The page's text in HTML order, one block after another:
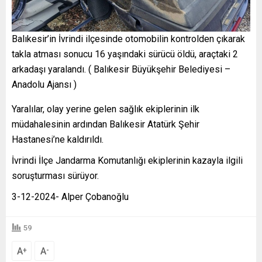
Balıkesir’in İvrindi ilçesinde otomobilin kontrolden çıkarak
takla atması sonucu 16 yaşındaki sürücü öldü, araçtaki 2
arkadaşı yaralandı. ( Balıkesir Büyükşehir Belediyesi –
Anadolu Ajansı )
Yaralılar, olay yerine gelen sağlık ekiplerinin ilk
müdahalesinin ardından Balıkesir Atatürk Şehir
Hastanesi’ne kaldırıldı.
İvrindi İlçe Jandarma Komutanlığı ekiplerinin kazayla ilgili
soruşturması sürüyor.
3-12-2024- Alper Çobanoğlu
59
A+ A-